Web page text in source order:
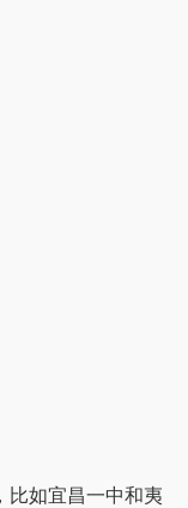
比如宜昌一中和夷